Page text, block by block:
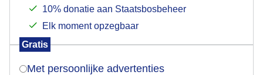
10% donatie aan Staatsbosbeheer
Elk moment opzegbaar
Gratis
Met persoonlijke advertenties
verschijnt er zo een pop-up uit je browser waarin
Is goed, toon de popup